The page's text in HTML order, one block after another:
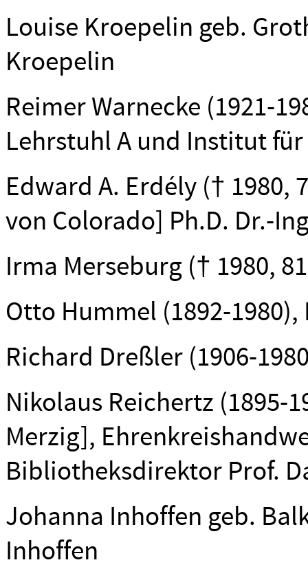
Louise Kroepelin geb.
Kroepelin
Reimer Warnecke (1921-
Lehrstuhl A und Institut
Edward A. Erdély († 1980,
von Colorado] Ph.D. Dr.-
Irma Merseburg († 1980,
Otto Hummel (1892-
Richard Dreßler (1906-
Nikolaus Reichertz (1895-
Merzig],
Bibliotheksdirektor Prof.
Johanna Inhoffen geb.
Inhoffen